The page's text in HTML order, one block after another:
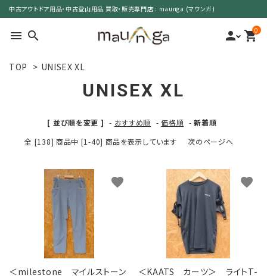
中古アウトドア用品・中古登山用品 買取・販売専門店 : maunga (マウンガ)
menu search person 0
shopping_cart
サイズで選ぶ
特集で選ぶ
価格で選ぶ
買取案内
レンタル・修理
TOP > UNISEX XL
UNISEX XL
[ 並び順を変更 ] - おすすめ順 -価格順 -新着順
全 [138] 商品中 [1-40] 商品を表示しています
次のページへ
＜milestone マイルストーン
favorite
＜KAATS カーツ＞ ライトT-
favorite